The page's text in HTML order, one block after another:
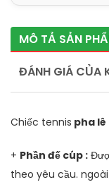
MÔ TẢ SẢN
ĐÁNH GIÁ CỦA
Chiếc tennis pha lê
+ Phần đế cúp :
theo yêu cầu.